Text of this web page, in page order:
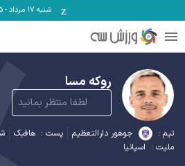
شنبه ۱۷ مرداد -
روکه مسا
لطفا منتظر بمانید
تیم : جوهور دارالتعظیم پست : هافبک
ملیت : اسپانیا